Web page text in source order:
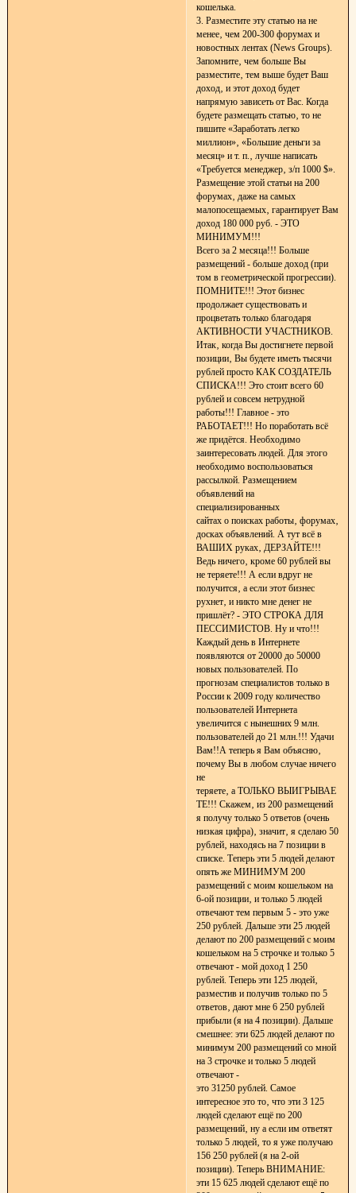
кошелька.
3. Разместите эту статью на не
менее‚ чем 200-300 форумах и
новостных лентах (News Groups).
Запомните‚ чем больше Вы
разместите‚ тем выше будет Ваш
доход‚ и этот доход будет
напрямую зависеть от Вас. Когда
будете размещать статью‚ то не
пишите «Заработать легко
миллион»‚ «Большие деньги за
месяц» и т. п.‚ лучше написать
«Требуется менеджер‚ з/п 1000 $».
Размещение этой статьи на 200
форумах‚ даже на самых
малопосещаемых‚ гарантирует Вам
доход 180 000 руб. - ЭТО
МИНИМУМ!!!
Всего за 2 месяца!!! Больше
размещений - больше доход (при
том в геометрической прогрессии).
ПОМНИТЕ!!! Этот бизнес
продолжает существовать и
процветать только благодаря
АКТИВНОСТИ УЧАСТНИКОВ.
Итак‚ когда Вы достигнете первой
позиции‚ Вы будете иметь тысячи
рублей просто КАК СОЗДАТЕЛЬ
СПИСКА!!! Это стоит всего 60
рублей и совсем нетрудной
работы!!! Главное - это
РАБОТАЕТ!!! Но поработать всё
же придётся. Необходимо
заинтересовать людей. Для этого
необходимо воспользоваться
рассылкой. Размещением
объявлений на
специализированных
сайтах о поисках работы‚ форумах‚
досках объявлений. А тут всё в
ВАШИХ руках‚ ДЕРЗАЙТЕ!!!
Ведь ничего‚ кроме 60 рублей вы
не теряете!!! А если вдруг не
получится‚ а если этот бизнес
рухнет‚ и никто мне денег не
пришлёт? - ЭТО СТРОКА ДЛЯ
ПЕССИМИСТОВ. Ну и что!!!
Каждый день в Интернете
появляются от 20000 до 50000
новых пользователей. По
прогнозам специалистов только в
России к 2009 году количество
пользователей Интернета
увеличится с нынешних 9 млн.
пользователей до 21 млн.!!! Удачи
Вам!!А теперь я Вам объясню‚
почему Вы в любом случае ничего
не
теряете‚ а ТОЛЬКО ВЫИГРЫВАЕ
ТЕ!!! Скажем‚ из 200 размещений
я получу только 5 ответов (очень
низкая цифра)‚ значит‚ я сделаю 50
рублей‚ находясь на 7 позиции в
списке. Теперь эти 5 людей делают
опять же МИНИМУМ 200
размещений с моим кошельком на
6-ой позиции‚ и только 5 людей
отвечают тем первым 5 - это уже
250 рублей. Дальше эти 25 людей
делают по 200 размещений с моим
кошельком на 5 строчке и только 5
отвечают - мой доход 1 250
рублей. Теперь эти 125 людей‚
разместив и получив только по 5
ответов‚ дают мне 6 250 рублей
прибыли (я на 4 позиции). Дальше
смешнее: эти 625 людей делают по
минимум 200 размещений со мной
на 3 строчке и только 5 людей
отвечают -
это 31250 рублей. Самое
интересное это то‚ что эти 3 125
людей сделают ещё по 200
размещений‚ ну а если им ответят
только 5 людей‚ то я уже получаю
156 250 рублей (я на 2-ой
позиции). Теперь ВНИМАНИЕ:
эти 15 625 людей сделают ещё по